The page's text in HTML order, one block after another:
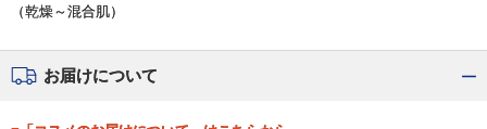
（乾燥～混合肌）
お届けについて